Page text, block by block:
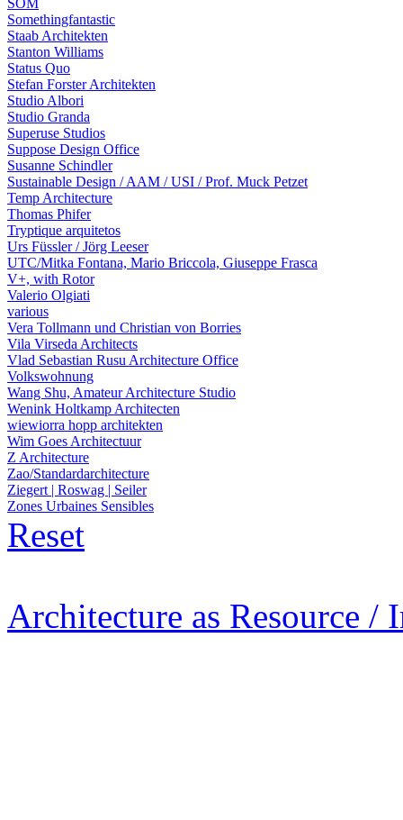
SOM
Somethingfantastic
Staab Architekten
Stanton Williams
Status Quo
Stefan Forster Architekten
Studio Albori
Studio Granda
Superuse Studios
Suppose Design Office
Susanne Schindler
Sustainable Design / AAM / USI / Prof. Muck Petzet
Temp Architecture
Thomas Phifer
Tryptique arquitetos
Urs Füssler / Jörg Leeser
UTC/Mitka Fontana, Mario Briccola, Giuseppe Frasca
V+, with Rotor
Valerio Olgiati
various
Vera Tollmann und Christian von Borries
Vila Virseda Architects
Vlad Sebastian Rusu Architecture Office
Volkswohnung
Wang Shu, Amateur Architecture Studio
Wenink Holtkamp Architecten
wiewiorra hopp architekten
Wim Goes Architectuur
Z Architecture
Zao/Standardarchitecture
Ziegert | Roswag | Seiler
Zones Urbaines Sensibles
Reset
Architecture as Resource /